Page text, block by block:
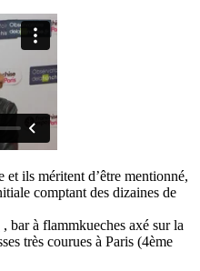
et ils méritent d’être mentionné,
comptant des dizaines de
, bar à flammkueches axé sur la
très courues à Paris (4ème